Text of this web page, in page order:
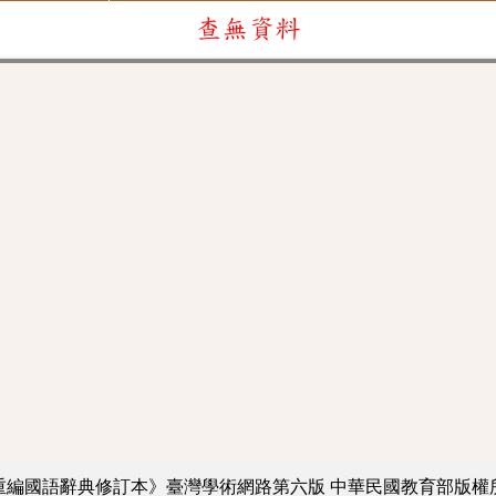
查無資料
編國語辭典修訂本》臺灣學術網路第六版 中華民國教育部版權